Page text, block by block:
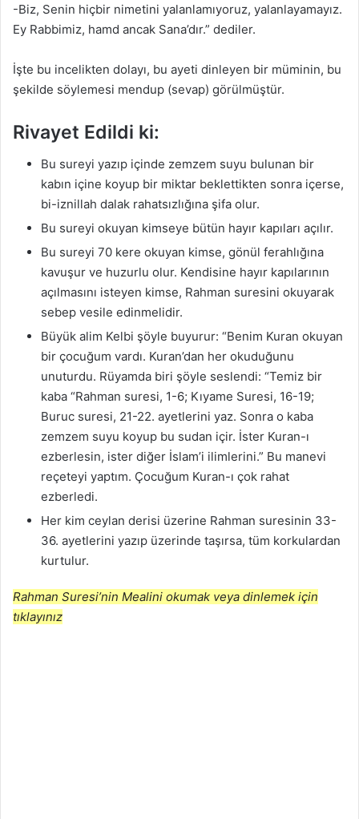
-Biz, Senin hiçbir nimetini yalanlamıyoruz, yalanlayamayız.
Ey Rabbimiz, hamd ancak Sana’dır.” dediler.
İşte bu incelikten dolayı, bu ayeti dinleyen bir müminin, bu
şekilde söylemesi mendup (sevap) görülmüştür.
Rivayet Edildi ki:
Bu sureyi yazıp içinde zemzem suyu bulunan bir
kabın içine koyup bir miktar beklettikten sonra içerse,
bi-iznillah dalak rahatsızlığına şifa olur.
Bu sureyi okuyan kimseye bütün hayır kapıları açılır.
Bu sureyi 70 kere okuyan kimse, gönül ferahlığına
kavuşur ve huzurlu olur. Kendisine hayır kapılarının
açılmasını isteyen kimse, Rahman suresini okuyarak
sebep vesile edinmelidir.
Büyük alim Kelbi şöyle buyurur: “Benim Kuran okuyan
bir çocuğum vardı. Kuran’dan her okuduğunu
unuturdu. Rüyamda biri şöyle seslendi: “Temiz bir
kaba “Rahman suresi, 1-6; Kıyame Suresi, 16-19;
Buruc suresi, 21-22. ayetlerini yaz. Sonra o kaba
zemzem suyu koyup bu sudan içir. İster Kuran-ı
ezberlesin, ister diğer İslam’i ilimlerini.” Bu manevi
reçeteyi yaptım. Çocuğum Kuran-ı çok rahat
ezberledi.
Her kim ceylan derisi üzerine Rahman suresinin 33-
36. ayetlerini yazıp üzerinde taşırsa, tüm korkulardan
kurtulur.
Rahman Suresi’nin Mealini okumak veya dinlemek için
tıklayınız